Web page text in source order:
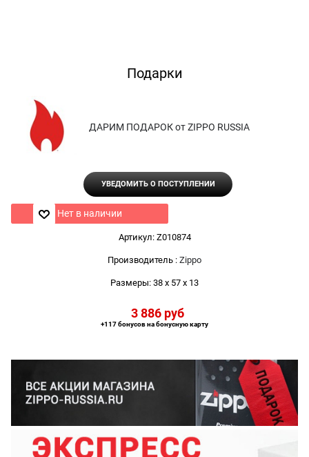
Подарки
ДАРИМ ПОДАРОК от ZIPPO RUSSIA
УВЕДОМИТЬ О ПОСТУПЛЕНИИ
Нет в наличии
Артикул: Z010874
Производитель : Zippo
Размеры: 38 x 57 x 13
3 886 руб
+117 бонусов на бонусную карту